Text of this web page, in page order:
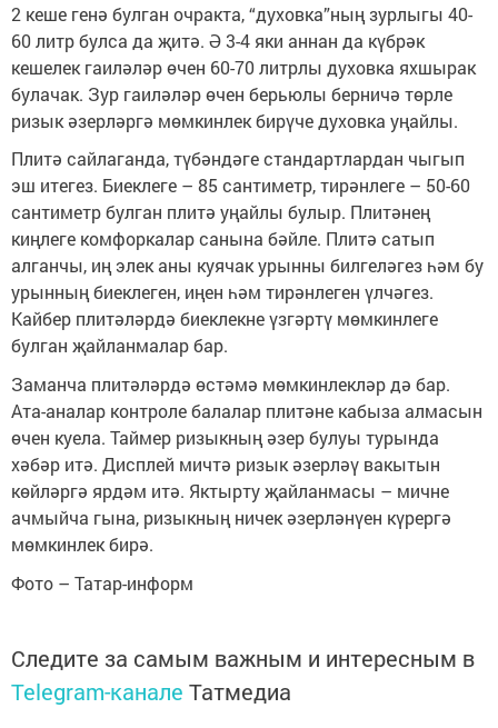
2 кеше генә булган очракта, “духовка”ның зурлыгы 40-
60 литр булса да җитә. Ә 3-4 яки аннан да күбрәк
кешелек гаиләләр өчен 60-70 литрлы духовка яхшырак
булачак. Зур гаиләләр өчен берьюлы берничә төрле
ризык әзерләргә мөмкинлек бирүче духовка уңайлы.
Плитә сайлаганда, түбәндәге стандартлардан чыгып
эш итегез. Биеклеге – 85 сантиметр, тирәнлеге – 50-60
сантиметр булган плитә уңайлы булыр. Плитәнең
киңлеге комфоркалар санына бәйле. Плитә сатып
алганчы, иң элек аны куячак урынны билгеләгез һәм бу
урынның биеклеген, иңен һәм тирәнлеген үлчәгез.
Кайбер плитәләрдә биеклекне үзгәртү мөмкинлеге
булган җайланмалар бар.
Заманча плитәләрдә өстәмә мөмкинлекләр дә бар.
Ата-аналар контроле балалар плитәне кабыза алмасын
өчен куела. Таймер ризыкның әзер булуы турында
хәбәр итә. Дисплей мичтә ризык әзерләү вакытын
көйләргә ярдәм итә. Яктырту җайланмасы – мичне
ачмыйча гына, ризыкның ничек әзерләнүен күрергә
мөмкинлек бирә.
Фото – Татар-информ
Следите за самым важным и интересным в
Telegram-канале Татмедиа